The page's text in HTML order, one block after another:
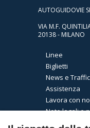
AUTOGUIDOVIE
VIA M.F.
20138 - MILANO
Linee
Biglietti
News e
Assistenza
Lavora con
Note legali e